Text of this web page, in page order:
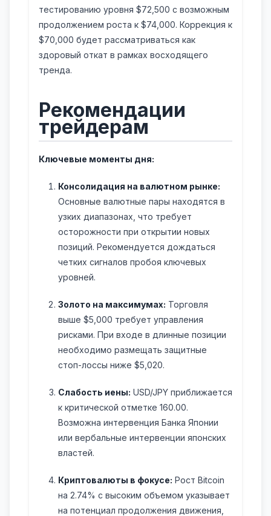
тестированию уровня $72,500 с возможным
продолжением роста к $74,000. Коррекция к
$70,000 будет рассматриваться как
здоровый откат в рамках восходящего
тренда.
Рекомендации
трейдерам
Ключевые моменты дня:
Консолидация на валютном рынке:
Основные валютные пары находятся в
узких диапазонах, что требует
осторожности при открытии новых
позиций. Рекомендуется дождаться
четких сигналов пробоя ключевых
уровней.
Золото на максимумах: Торговля
выше $5,000 требует управления
рисками. При входе в длинные позиции
необходимо размещать защитные
стоп-лоссы ниже $5,020.
Слабость иены: USD/JPY приближается
к критической отметке 160.00.
Возможна интервенция Банка Японии
или вербальные интервенции японских
властей.
Криптовалюты в фокусе: Рост Bitcoin
на 2.74% с высоким объемом указывает
на потенциал продолжения движения,